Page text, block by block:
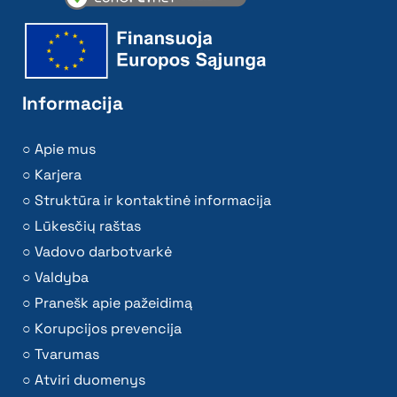
Informacija
Apie mus
Karjera
Struktūra ir kontaktinė informacija
Lūkesčių raštas
Vadovo darbotvarkė
Valdyba
Pranešk apie pažeidimą
Korupcijos prevencija
Tvarumas
Atviri duomenys